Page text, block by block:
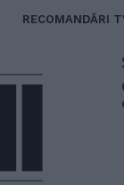
RECOMANDĂRI